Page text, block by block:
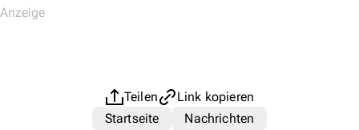
Teilen
Link kopieren
Startseite
Nachrichten